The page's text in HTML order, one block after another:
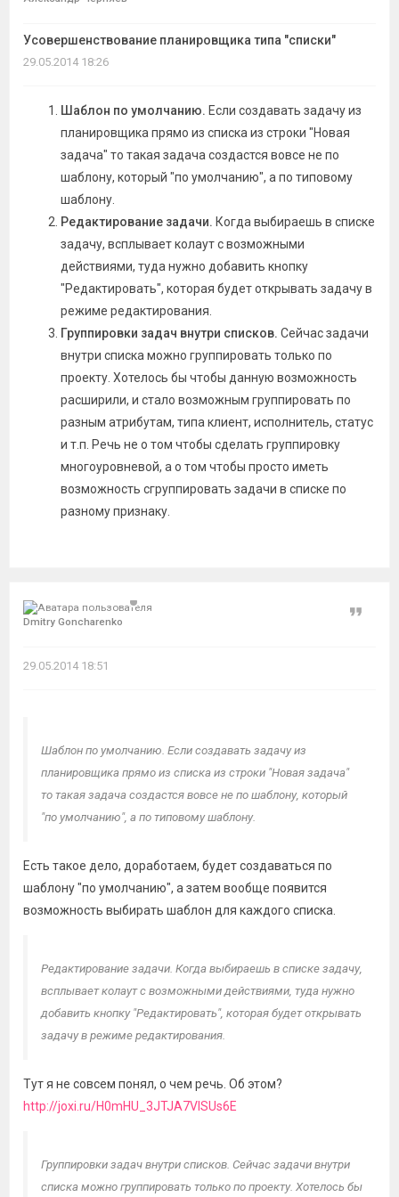
Усовершенствование планировщика типа "списки"
29.05.2014 18:26
Шаблон по умолчанию. Если создавать задачу из
планировщика прямо из списка из строки "Новая
задача" то такая задача создастся вовсе не по
шаблону, который "по умолчанию", а по типовому
шаблону.
Редактирование задачи. Когда выбираешь в списке
задачу, всплывает колаут с возможными
действиями, туда нужно добавить кнопку
"Редактировать", которая будет открывать задачу в
режиме редактирования.
Группировки задач внутри списков. Сейчас задачи
внутри списка можно группировать только по
проекту. Хотелось бы чтобы данную возможность
расширили, и стало возможным группировать по
разным атрибутам, типа клиент, исполнитель, статус
и т.п. Речь не о том чтобы сделать группировку
многоуровневой, а о том чтобы просто иметь
возможность сгруппировать задачи в списке по
разному признаку.
Dmitry Goncharenko
Цитата
29.05.2014 18:51
Шаблон по умолчанию. Если создавать задачу из
планировщика прямо из списка из строки "Новая задача"
то такая задача создастся вовсе не по шаблону, который
"по умолчанию", а по типовому шаблону.
Есть такое дело, доработаем, будет создаваться по
шаблону "по умолчанию", а затем вообще появится
возможность выбирать шаблон для каждого списка.
Редактирование задачи. Когда выбираешь в списке задачу,
всплывает колаут с возможными действиями, туда нужно
добавить кнопку "Редактировать", которая будет открывать
задачу в режиме редактирования.
Тут я не совсем понял, о чем речь. Об этом?
http://joxi.ru/H0mHU_3JTJA7VISUs6E
Группировки задач внутри списков. Сейчас задачи внутри
списка можно группировать только по проекту. Хотелось бы